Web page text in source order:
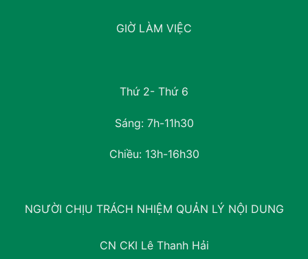
GIỜ LÀM VIỆC
Thứ 2- Thứ 6
Sáng: 7h-11h30
Chiều: 13h-16h30
NGƯỜI CHỊU TRÁCH NHIỆM QUẢN LÝ NỘI DUNG
CN CKI Lê Thanh Hải